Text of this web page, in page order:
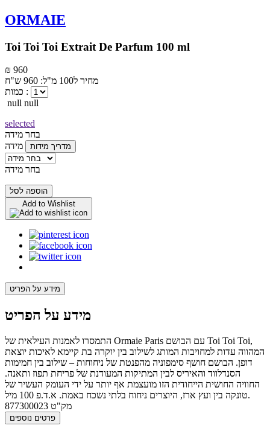
ORMAIE
Toi Toi Toi Extrait De Parfum 100 ml
₪ 960
מחיר ל100 מ"ל: 960 ש"ח
כמות :
null null
selected
בחר מידה
מידה
מדריך מידות
בחר מידה
הוספה לסל
Add to Wishlist
מידע על הפריט
מידע על הפריט
התמסרו לאמנות העילאית של Ormaie Paris עם הבושם Toi Toi Toi,
המהווה עדות למחויבות המותג לשילוב בין יוקרה בת קיימא לאיכות יוצאת
דופן. הבושם חושף סימפוניה מהפנטת של ניחוחות – שילוב בין חמימות
הסנדלווד והאיריס לבין המתיקות המעודנת של פריחת תפוז ותאנה.
החוויה החושית הייחודית הזו מועצמת אף יותר על ידי העומק העשיר של
טונקה בין ועץ ארז, היוצרים ניחוח בלתי נשכח באמת. א.ד.פ 100 מיל.
מק"ט 877300023
פרטים נוספים